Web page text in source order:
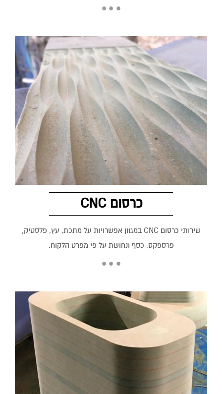
כרסום CNC
שירותי כרסום CNC במגוון אפשרויות על מתכת, עץ, פלסטיק,
פרספקס, כסף ונחושת על פי מפרט הלקוח.